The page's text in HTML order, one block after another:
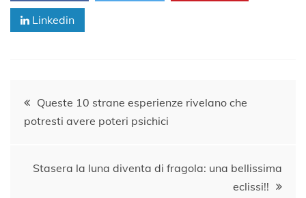
Linkedin
Navigazione
articoli
Queste 10 strane esperienze rivelano che
potresti avere poteri psichici
Stasera la luna diventa di fragola: una bellissima
eclissi!!